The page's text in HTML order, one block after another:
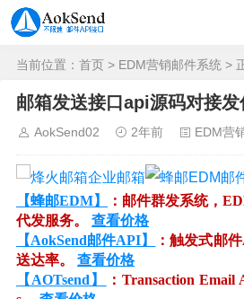
当前位置： 首页 > EDM营销邮件系统 >
邮箱发送接口api源码对接发
AokSend02 2年前 EDM营
【蜂邮EDM】
：邮件群发系统，
代发服务。 查看价格
【AokSend邮件API】
：触发式邮
送达率。 查看价格
【AOTsend】
：Transaction Email